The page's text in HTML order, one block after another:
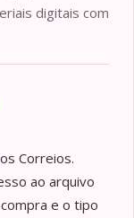
digitais com
Correios.
ao arquivo
e o tipo